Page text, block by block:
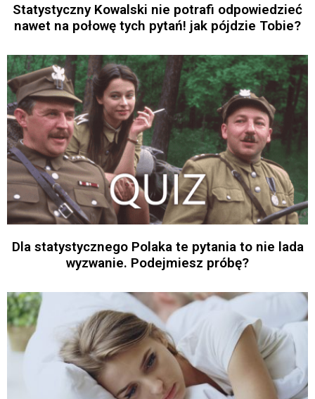
Statystyczny Kowalski nie potrafi odpowiedzieć
nawet na połowę tych pytań! jak pójdzie Tobie?
Dla statystycznego Polaka te pytania to nie lada
wyzwanie. Podejmiesz próbę?